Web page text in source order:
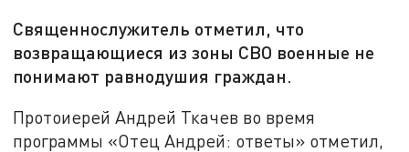
Священнослужитель отметил, что
возвращающиеся из зоны СВО военные не
понимают равнодушия граждан.
Протоиерей Андрей Ткачев во время
программы «Отец Андрей: ответы» отметил,